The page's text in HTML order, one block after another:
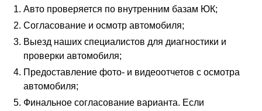
Авто проверяется по внутренним базам ЮК;
Согласование и осмотр автомобиля;
Выезд наших специалистов для диагностики и
проверки автомобиля;
Предоставление фото- и видеоотчетов с осмотра
автомобиля;
Финальное согласование варианта. Если